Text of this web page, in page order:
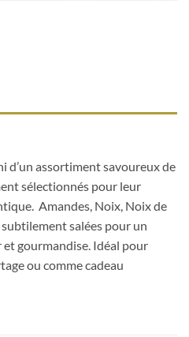
d’un assortiment savoureux de
sélectionnés pour leur
Amandes, Noix, Noix de
salées pour un
gourmandise. Idéal pour
ou comme cadeau